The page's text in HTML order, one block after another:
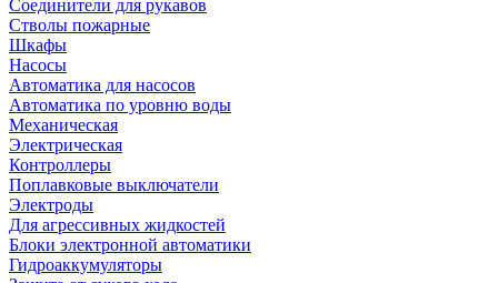
Соединители для рукавов
Стволы пожарные
Шкафы
Насосы
Автоматика для насосов
Автоматика по уровню воды
Механическая
Электрическая
Контроллеры
Поплавковые выключатели
Электроды
Для агрессивных жидкостей
Блоки электронной автоматики
Гидроаккумуляторы